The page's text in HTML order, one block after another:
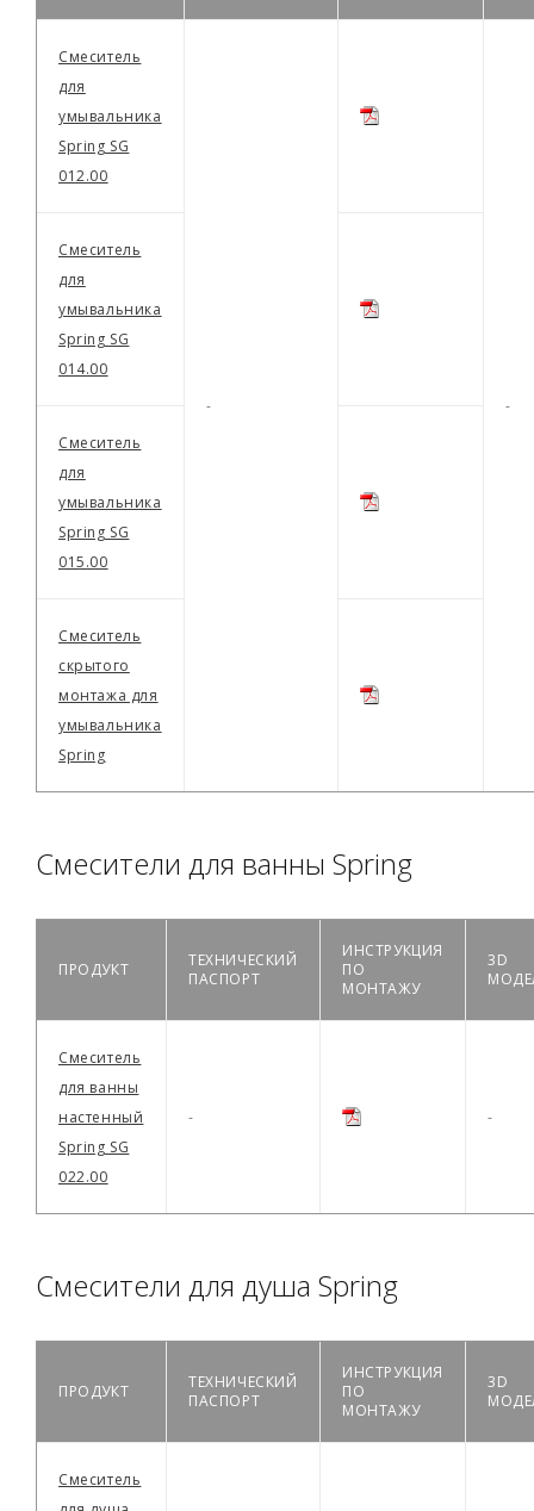
Смеситель
для
умывальника
Spring SG
012.00
- -
Смеситель
для
умывальника
Spring SG
014.00
Смеситель
для
умывальника
Spring SG
015.00
Смеситель
скрытого
монтажа для
умывальника
Spring
Смесители для ванны Spring
ПРОДУКТ
ТЕХНИЧЕСКИЙ
ПАСПОРТ
ИНСТРУКЦИЯ
ПО
МОНТАЖУ
3D
Смеситель
для ванны
настенный
Spring SG
022.00
- -
Смесители для душа Spring
ПРОДУКТ
ТЕХНИЧЕСКИЙ
ПАСПОРТ
ИНСТРУКЦИЯ
ПО
МОНТАЖУ
3D
Смеситель